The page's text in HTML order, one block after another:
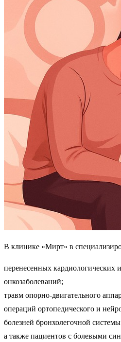
В клинике «Мирт» в
перенесенных кардиологических
онкозаболеваний;
травм опорно-двигательного
операций ортопедического и
болезней бронхолегочной
а также пациентов с болевыми